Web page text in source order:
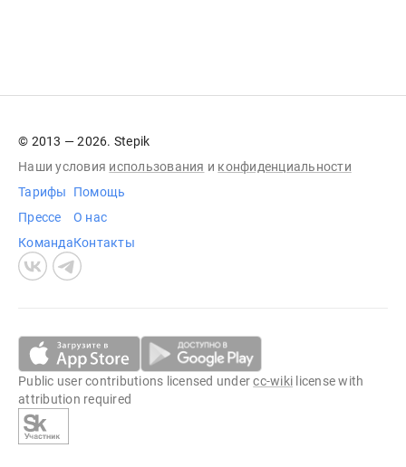
© 2013 — 2026. Stepik
Наши условия использования и конфиденциальности
Тарифы
Прессе
Команда
Помощь
О нас
Контакты
Public user contributions licensed undercc-wiki license with
attribution required